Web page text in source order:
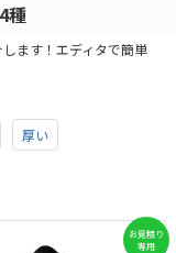
種
ます！エディタで簡単
厚い
お見積り
専用